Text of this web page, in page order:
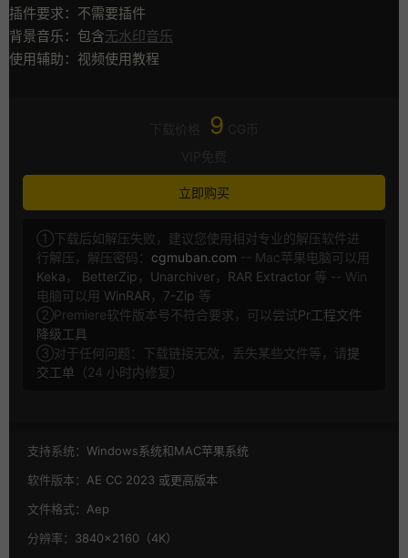
插件要求：不需要插件
背景音乐：包含无水印音乐
使用辅助：视频使用教程
9
立即购买
①下载后如解压失败，建议您使用相对专业的解压软件进
行解压，解压密码： cgmuban.com -- Mac苹果电脑可以用
Keka ， BetterZip ， Unarchiver， RAR Extractor 等 -- Win
电脑可以用 WinRAR ， 7-Zip 等
②Premiere软件版本号不符合要求，可以尝试Pr工程文件
降级工具
③对于任何问题：下载链接无效，丢失某些文件等，请提
交工单 （24 小时内修复）
支持系统： Windows系统和MAC苹果系统
软件版本： AE CC 2023 或更高版本
文件格式： Aep
分辨率： 3840×2160（4K）